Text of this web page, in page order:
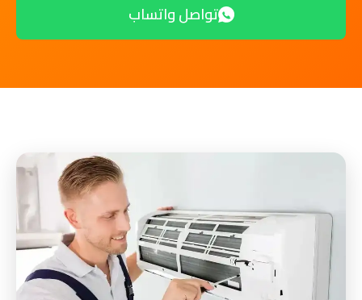
تواصل واتساب